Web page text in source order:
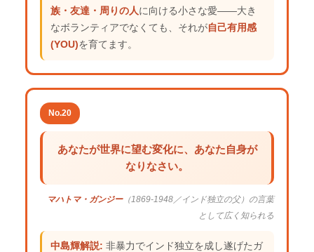
族・友達・周りの人 に向ける小さな愛——大き
なボランティアでなくても、それが自己有用感
(YOU)を育てます。
No.20
あなたが世界に望む変化に、あなた自身が
なりなさい。
マハトマ・ガンジー（1869-1948／インド独立の父）の言葉
として広く知られる
中島輝解説: 非暴力でインド独立を成し遂げたガ